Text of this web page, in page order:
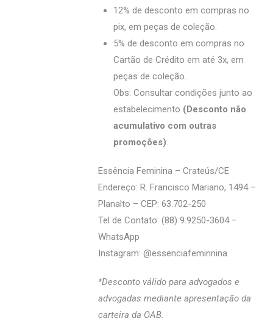
12% de desconto em compras no
pix, em peças de coleção.
5% de desconto em compras no
Cartão de Crédito em até 3x, em
peças de coleção.
Obs: Consultar condições junto ao
estabelecimento (Desconto não
acumulativo com outras
promoções).
Essência Feminina – Crateús/CE
Endereço: R. Francisco Mariano, 1494 –
Planalto – CEP: 63.702-250
Tel de Contato: (88) 9.9250-3604 –
WhatsApp
Instagram: @‌essenciafeminnina
*Desconto válido para advogados e
advogadas mediante apresentação da
carteira da OAB.